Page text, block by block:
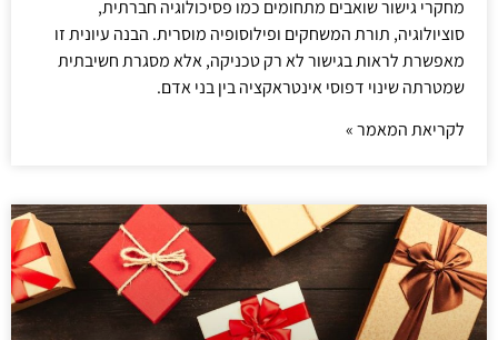
מחקרי גישור שואבים מתחומים כמו פסיכולוגיה חברתית,
סוציולוגיה, תורת המשחקים ופילוסופיה מוסרית. הבנה עיונית זו
מאפשרת לראות בגישור לא רק טכניקה, אלא מסגרת חשיבתית
שמטרתה שינוי דפוסי אינטראקציה בין בני אדם.
לקריאת המאמר »